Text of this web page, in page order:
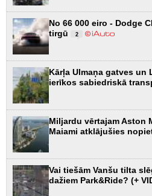
No 66 000 eiro - Dodge
tirgū
2
Kārļa Ulmaņa gatves
ierīkos sabiedriskā
Miljardu vērtajam Aston
Maiami atklājušies
Vai tiešām Vanšu tilta
dažiem Park&Ride? (+